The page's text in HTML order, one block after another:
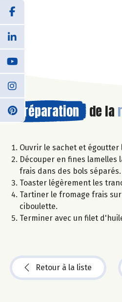
Préparation de la
Ouvrir le sachet et égoutter
Découper en fines
frais dans des bols séparés.
Toaster légèrement les
Tartiner le fromage frais
ciboulette.
Terminer avec un filet
Retour à la liste